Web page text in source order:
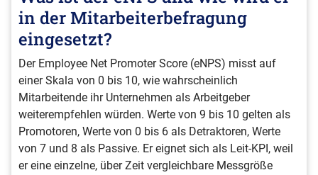
in der Mitarbeiterbefragung
eingesetzt?
Der Employee Net Promoter Score (eNPS) misst auf
einer Skala von 0 bis 10, wie wahrscheinlich
Mitarbeitende ihr Unternehmen als Arbeitgeber
weiterempfehlen würden. Werte von 9 bis 10 gelten als
Promotoren, Werte von 0 bis 6 als Detraktoren, Werte
von 7 und 8 als Passive. Er eignet sich als Leit-KPI, weil
er eine einzelne, über Zeit vergleichbare Messgröße